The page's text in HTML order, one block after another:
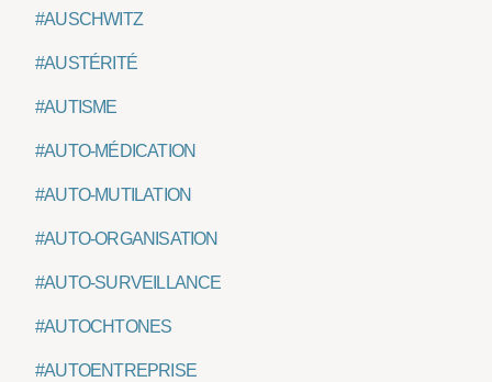
#AUSCHWITZ
#AUSTÉRITÉ
#AUTISME
#AUTO-MÉDICATION
#AUTO-MUTILATION
#AUTO-ORGANISATION
#AUTO-SURVEILLANCE
#AUTOCHTONES
#AUTOENTREPRISE